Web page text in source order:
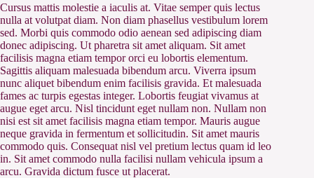
Cursus mattis molestie a iaculis at. Vitae semper quis lectus
nulla at volutpat diam. Non diam phasellus vestibulum lorem
sed. Morbi quis commodo odio aenean sed adipiscing diam
donec adipiscing. Ut pharetra sit amet aliquam. Sit amet
facilisis magna etiam tempor orci eu lobortis elementum.
Sagittis aliquam malesuada bibendum arcu. Viverra ipsum
nunc aliquet bibendum enim facilisis gravida. Et malesuada
fames ac turpis egestas integer. Lobortis feugiat vivamus at
augue eget arcu. Nisl tincidunt eget nullam non. Nullam non
nisi est sit amet facilisis magna etiam tempor. Mauris augue
neque gravida in fermentum et sollicitudin. Sit amet mauris
commodo quis. Consequat nisl vel pretium lectus quam id leo
in. Sit amet commodo nulla facilisi nullam vehicula ipsum a
arcu. Gravida dictum fusce ut placerat.